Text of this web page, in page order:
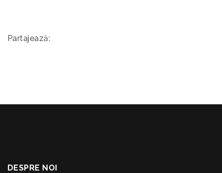
Partajează:
DESPRE NOI